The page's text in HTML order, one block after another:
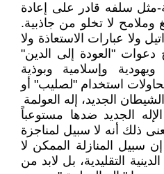
مثل سلفه قادر على إعادة
لا تخلو من جاذبية.
ولا عبارات الاستعاذة ولا
دعوات "العودة إلى الدين"
وإسلامية وبوذية
استخدام "لصليب" أو
الجديد، إله العولمة
الجديد ضدها مستوعباً
ذلك أنه لا سبيل لمناجزة
سبيل المنازلة الممكن لا
التقليدية، بل لابد من